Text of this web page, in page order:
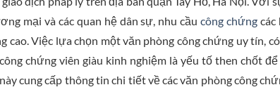
mại và các quan hệ dân sự, nhu cầucông chứng các
cao. Việc lựa chọn một văn phòng công chứng uy tín,
chứng viên giàu kinh nghiệm là yếu tố then chốt
cung cấp thông tin chi tiết về các văn phòng công